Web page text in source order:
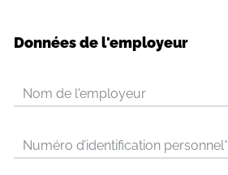
Données de l'employeur
Nom de l'employeur
Numéro d’identification personnel*